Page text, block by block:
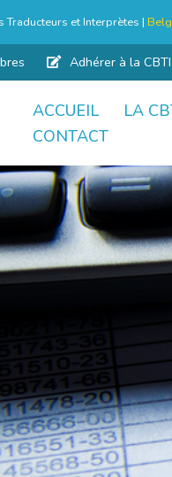
Traducteurs et Interprètes |
Adhérer à la CBTI
ACCUEIL LA
CONTACT